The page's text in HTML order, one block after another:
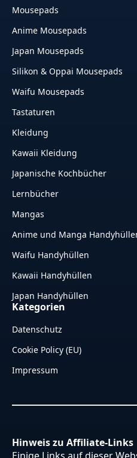
Mousepads
Anime Mousepads
Japan Mousepads
Silikon & Oppai Mousepads
Waifu Mousepads
Tastaturen
Kleidung
Kawaii Kleidung
Japanische Kochbücher
Lernbücher
Mangas
Anime und Manga
Waifu Handyhüllen
Kawaii Handyhüllen
Japan Handyhüllen
Kategorien
Datenschutz
Cookie Policy (EU)
Impressum
Hinweis zu Affiliate-Links